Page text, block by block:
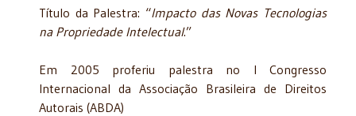
Título da Palestra: “Impacto das Novas Tecnologias
na Propriedade Intelectual.”
Em 2005 proferiu palestra no I Congresso
Internacional da Associação Brasileira de Direitos
Autorais (ABDA)